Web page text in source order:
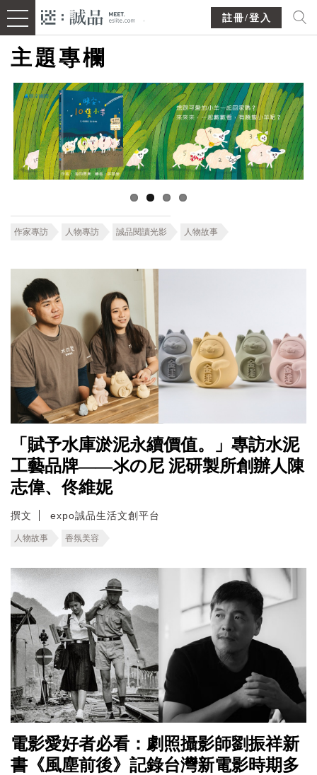
註冊/登入
主題專欄
作家專訪 人物專訪 誠品閱讀光影 人物故事
「賦予水庫淤泥永續價值。」專訪水泥
工藝品牌——氺の尼 泥研製所創辦人陳
志偉、佟維妮
撰文 expo誠品生活文創平台
人物故事 香氛美容
電影愛好者必看：劇照攝影師劉振祥新
書《風塵前後》記錄台灣新電影時期多